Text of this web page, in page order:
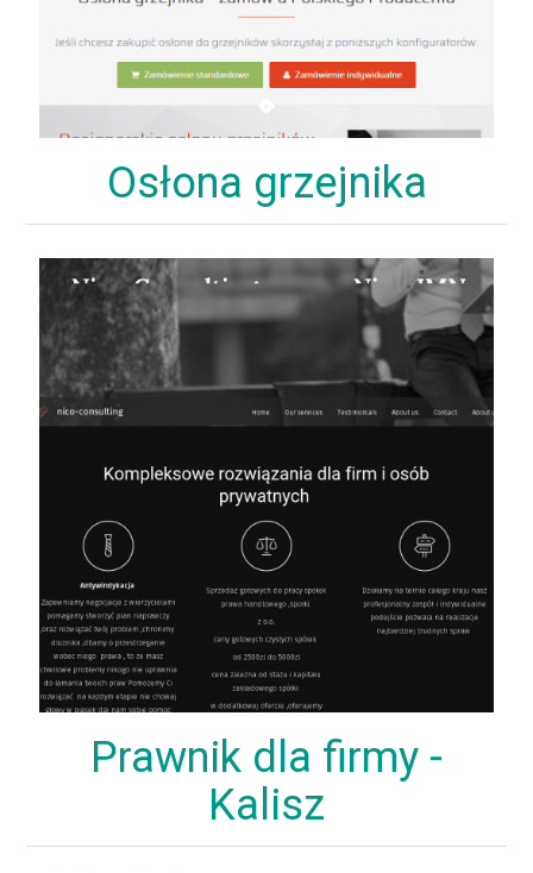
Osłona grzejnika
Prawnik dla firmy -
Kalisz